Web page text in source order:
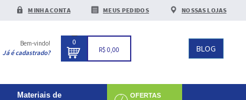
MINHA CONTA MEUS PEDIDOS NOSSAS LOJAS
Bem-vindo!
Já é cadastrado?
0
R$ 0,00 BLOG
Materiais de
OFERTAS